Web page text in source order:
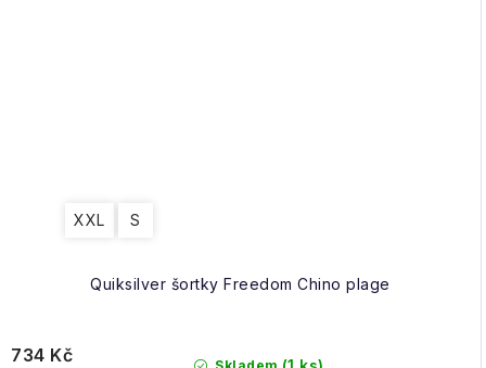
Quiksilver šortky Freedom Chino plage
XXL S
734 Kč